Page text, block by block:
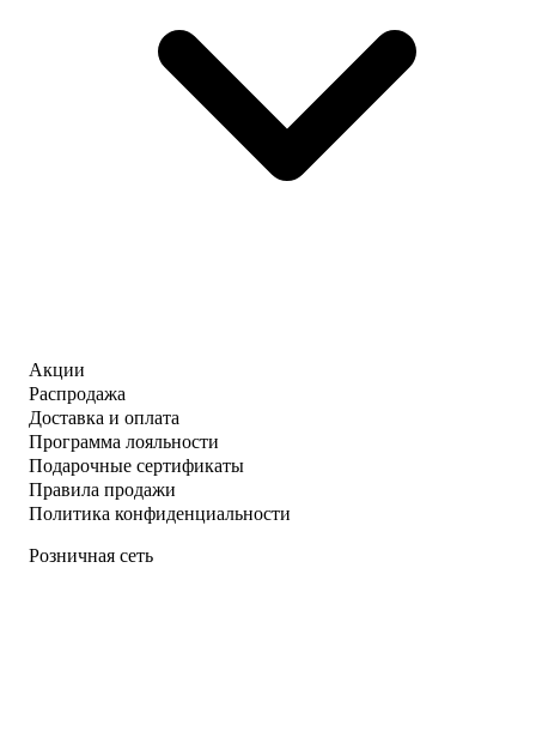
Акции
Распродажа
Доставка и оплата
Программа лояльности
Подарочные сертификаты
Правила продажи
Политика конфиденциальности
Розничная сеть